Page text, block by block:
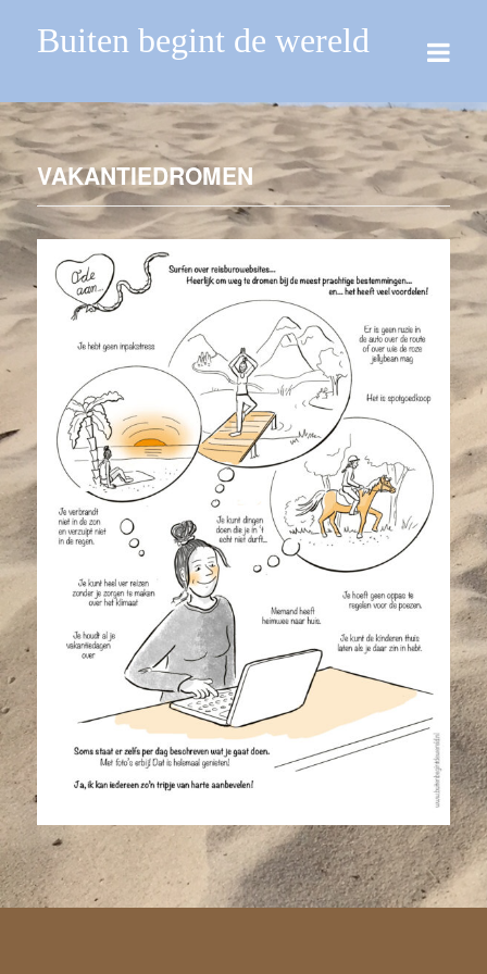
Buiten begint de wereld
VAKANTIEDROMEN